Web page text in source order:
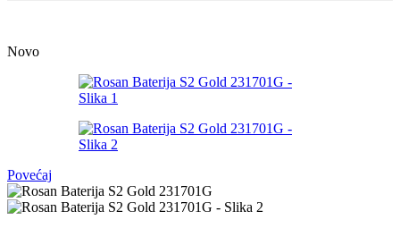
Novo
Povećaj